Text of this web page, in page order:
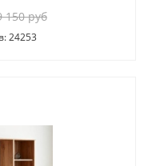
150 руб
24253